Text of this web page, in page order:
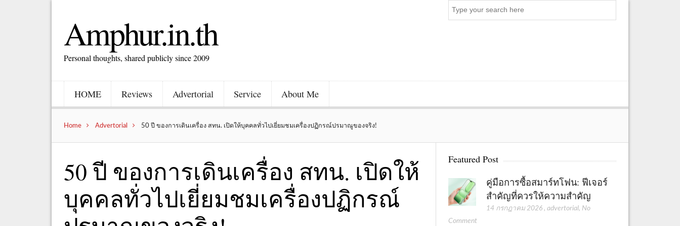
Amphur.in.th
Personal thoughts, shared publicly since 2009
e
HOME Reviews Advertorial Service About Me
Home Advertorial 50 ปี ของการเดินเครื่อง สทน. เปิดให้บุคคลทั่วไปเยี่ยมชมเครื่องปฏิกรณ์ปรมาณูของจริง!
50 ปี ของการเดินเครื่อง สทน. เปิดให้
บุคคลทั่วไปเยี่ยมชมเครื่องปฏิกรณ์
Featured Post
คู่มือการซื้อสมาร์ทโฟน: ฟีเจอร์
สำคัญที่ควรให้ความสำคัญ
14 กรกฎาคม 2026 ,advertorial, No
Comment